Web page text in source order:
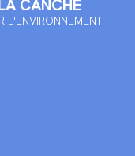
CANCHE
L'ENVIRONNEMENT